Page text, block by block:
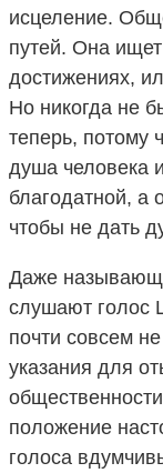
исцеление.
путей. Она
достижениях,
Но никогда не
теперь, потому
душа человека
благодатной, а
чтобы не дать
Даже
слушают голос
почти совсем
указания для
положение
голоса